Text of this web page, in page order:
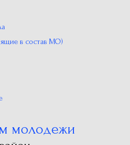
в состав МО)
молодежи